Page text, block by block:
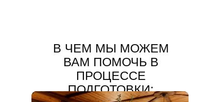
В ЧЕМ МЫ МОЖЕМ
ВАМ ПОМОЧЬ В
ПРОЦЕССЕ
ПОДГОТОВКИ: